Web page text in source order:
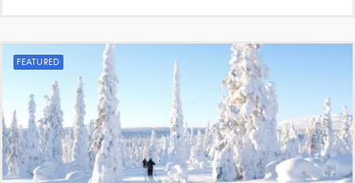
FEATURED